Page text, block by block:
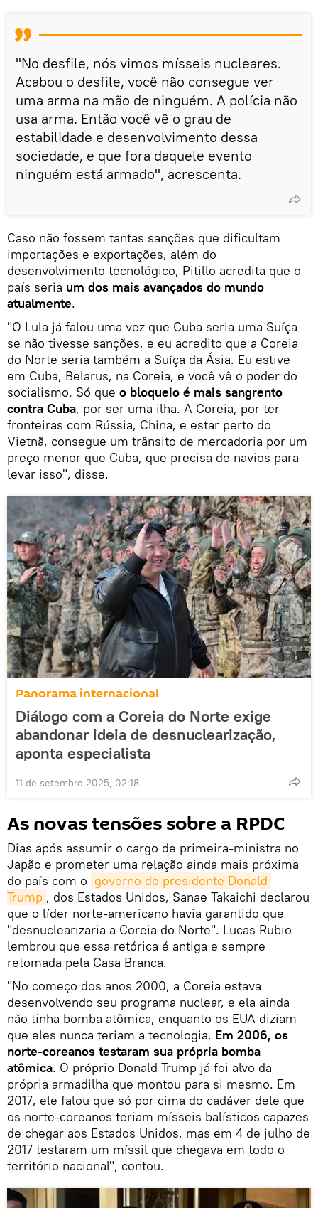
"No desfile, nós vimos mísseis nucleares.
Acabou o desfile, você não consegue ver
uma arma na mão de ninguém. A polícia não
usa arma. Então você vê o grau de
estabilidade e desenvolvimento dessa
sociedade, e que fora daquele evento
ninguém está armado", acrescenta.
Caso não fossem tantas sanções que dificultam
importações e exportações, além do
desenvolvimento tecnológico, Pitillo acredita que o
país seria um dos mais avançados do mundo
atualmente.
"O Lula já falou uma vez que Cuba seria uma Suíça
se não tivesse sanções, e eu acredito que a Coreia
do Norte seria também a Suíça da Ásia. Eu estive
em Cuba, Belarus, na Coreia, e você vê o poder do
socialismo. Só que o bloqueio é mais sangrento
contra Cuba, por ser uma ilha. A Coreia, por ter
fronteiras com Rússia, China, e estar perto do
Vietnã, consegue um trânsito de mercadoria por um
preço menor que Cuba, que precisa de navios para
levar isso", disse.
Panorama internacional
Diálogo com a Coreia do Norte exige
abandonar ideia de desnuclearização,
aponta especialista
11 de setembro 2025, 02:18
As novas tensões sobre a RPDC
Dias após assumir o cargo de primeira-ministra no
Japão e prometer uma relação ainda mais próxima
do país com o governo do presidente Donald
Trump , dos Estados Unidos, Sanae Takaichi declarou
que o líder norte-americano havia garantido que
"desnuclearizaria a Coreia do Norte". Lucas Rubio
lembrou que essa retórica é antiga e sempre
retomada pela Casa Branca.
"No começo dos anos 2000, a Coreia estava
desenvolvendo seu programa nuclear, e ela ainda
não tinha bomba atômica, enquanto os EUA diziam
que eles nunca teriam a tecnologia. Em 2006, os
norte-coreanos testaram sua própria bomba
atômica. O próprio Donald Trump já foi alvo da
própria armadilha que montou para si mesmo. Em
2017, ele falou que só por cima do cadáver dele que
os norte-coreanos teriam mísseis balísticos capazes
de chegar aos Estados Unidos, mas em 4 de julho de
2017 testaram um míssil que chegava em todo o
território nacional", contou.